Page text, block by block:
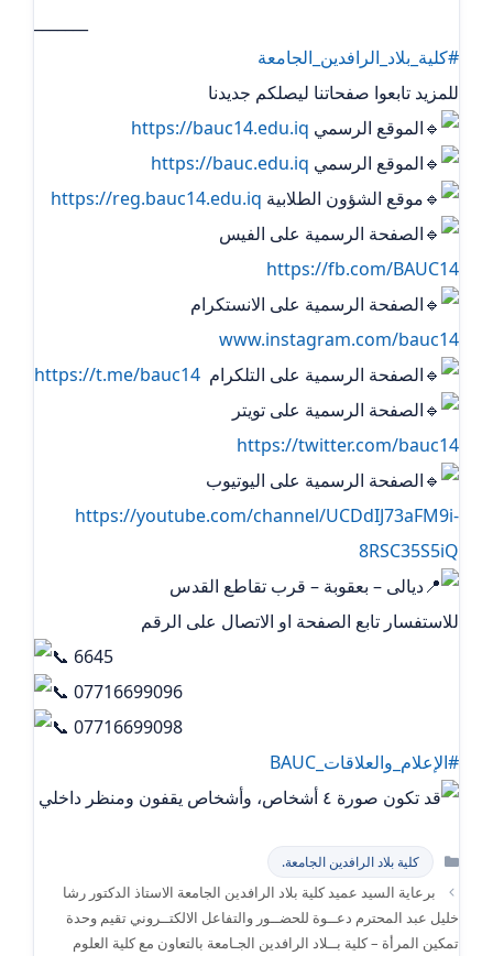
#كلية_بلاد_الرافدين_الجامعة
للمزيد تابعوا صفحاتنا ليصلكم جديدنا
الموقع الرسمي https://bauc14.edu.iq
الموقع الرسمي https://bauc.edu.iq
موقع الشؤون الطلابية https://reg.bauc14.edu.iq
الصفحة الرسمية على الفيس
https://fb.com/BAUC14
الصفحة الرسمية على الانستكرام
www.instagram.com/bauc14
الصفحة الرسمية على التلكرام ‏ https://t.me/bauc14
الصفحة الرسمية على تويتر
https://twitter.com/bauc14
الصفحة الرسمية على اليوتيوب
https://youtube.com/channel/UCDdIJ73aFM9i-
8RSC35S5iQ
ديالى – بعقوبة – قرب تقاطع القدس
للاستفسار تابع الصفحة او الاتصال على الرقم
6645
07716699096
07716699098
#الإعلام_والعلاقات_BAUC
التصنيفات
كلية بلاد الرافدين الجامعة.
برعاية السيد عميد كلية بلاد الرافدين الجامعة الاستاذ الدكتور رشا
خليل عبد المحترم دعــوة للحضــور والتفاعل الالكتــروني تقيم وحدة
تمكين المرأة – كلية بــلاد الرافدين الجـامعة بالتعاون مع كلية العلوم